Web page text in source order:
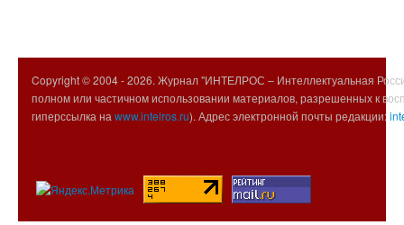
Copyright © 2004 -2026. Журнал "ИНТЕЛРОС – Интеллектуальная
полном или частичном использовании материалов, разрешенных к
гиперссылка на www.intelros.ru). Адрес электронной почты редакции: